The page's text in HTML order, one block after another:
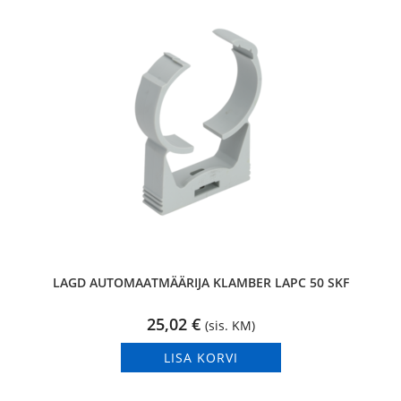
LAGD AUTOMAATMÄÄRIJA KLAMBER LAPC 50 SKF
25,02 € (sis. KM)
LISA KORVI